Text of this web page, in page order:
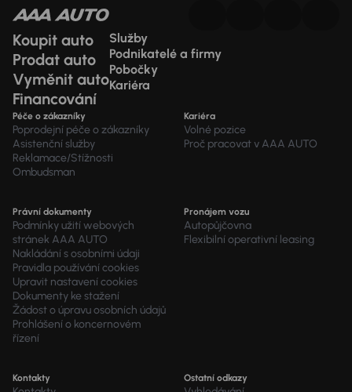
Koupit auto
Prodat auto
Vyměnit auto
Financování
Služby
Podnikatelé a firmy
Pobočky
Kariéra
Péče o zákazníky
Poprodejní péče o zákazníky
Asistenční služby
Reklamace/Stížnosti
Ombudsman
Kariéra
Volné pozice
Proč pracovat v AAA AUTO
Právní dokumenty
Podmínky užití webových
stránek AAA AUTO
Nakládání s osobními údaji
Pravidla používání cookies
Upravit nastavení cookies
Dokumenty ke stažení
Žádost o úpravu osobních údajů
Prohlášení o koncernovém
řízení
Pronájem vozu
Autopůjčovna
Flexibilní operativní leasing
Kontakty Ostatní odkazy